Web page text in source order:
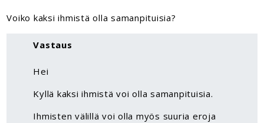
Voiko kaksi ihmistä olla samanpituisia?
Vastaus
Hei
Kyllä kaksi ihmistä voi olla samanpituisia.
Ihmisten välillä voi olla myös suuria eroja